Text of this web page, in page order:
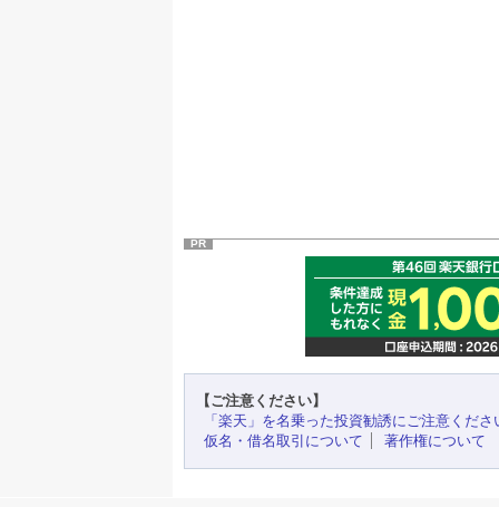
PR
【ご注意ください】
「楽天」を名乗った投資勧誘にご注意くださ
仮名・借名取引について
著作権について